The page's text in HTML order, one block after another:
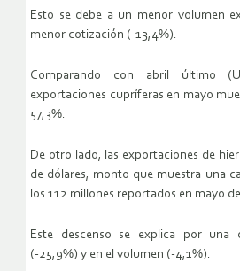
Esto se debe a un menor volumen
menor cotización (-13,4%).
Comparando con abril último
exportaciones cupríferas en mayo
57,3%.
De otro lado, las exportaciones de
de dólares, monto que muestra una
los 112 millones reportados en mayo
Este descenso se explica por una
(-25,9%) y en el volumen (-4,1%).